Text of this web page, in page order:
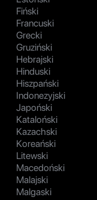
Fiński
Francuski
Grecki
Gruziński
Hebrajski
Hinduski
Hiszpański
Indonezyjski
Japoński
Kataloński
Kazachski
Koreański
Litewski
Macedoński
Malajski
Malgaski